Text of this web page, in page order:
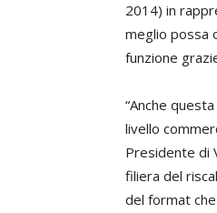
2014) in
meglio possa
funzione
“Anche
livello
Presidente di
filiera del
del format